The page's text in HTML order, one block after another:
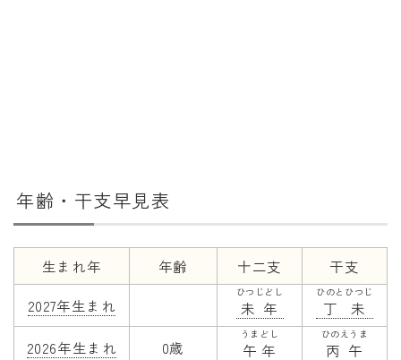
年齢・干支計算
干支から年齢計算
七五三・十三参り計算
厄年計算
年齢・干支早見表
生まれ年 年齢 十二支
干支
2027年生まれ
未年
ひつじどし
丁未
ひのとひつじ
2026年生まれ 0歳 午年
うまどし
丙午
ひのえうま